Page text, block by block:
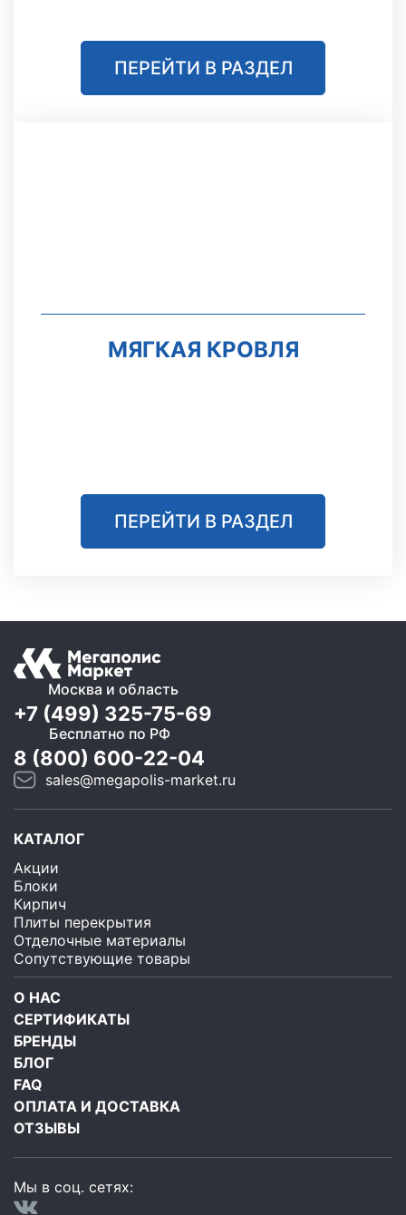
ПЕРЕЙТИ В РАЗДЕЛ
МЯГКАЯ КРОВЛЯ
ПЕРЕЙТИ В РАЗДЕЛ
Москва и область
+7 (499) 325-75-69
Бесплатно по РФ
8 (800) 600-22-04
sales@megapolis-market.ru
КАТАЛОГ
Акции
Блоки
Кирпич
Плиты перекрытия
Отделочные материалы
Сопутствующие товары
О НАС
СЕРТИФИКАТЫ
БРЕНДЫ
БЛОГ
FAQ
ОПЛАТА И ДОСТАВКА
ОТЗЫВЫ
Мы в соц. сетях: